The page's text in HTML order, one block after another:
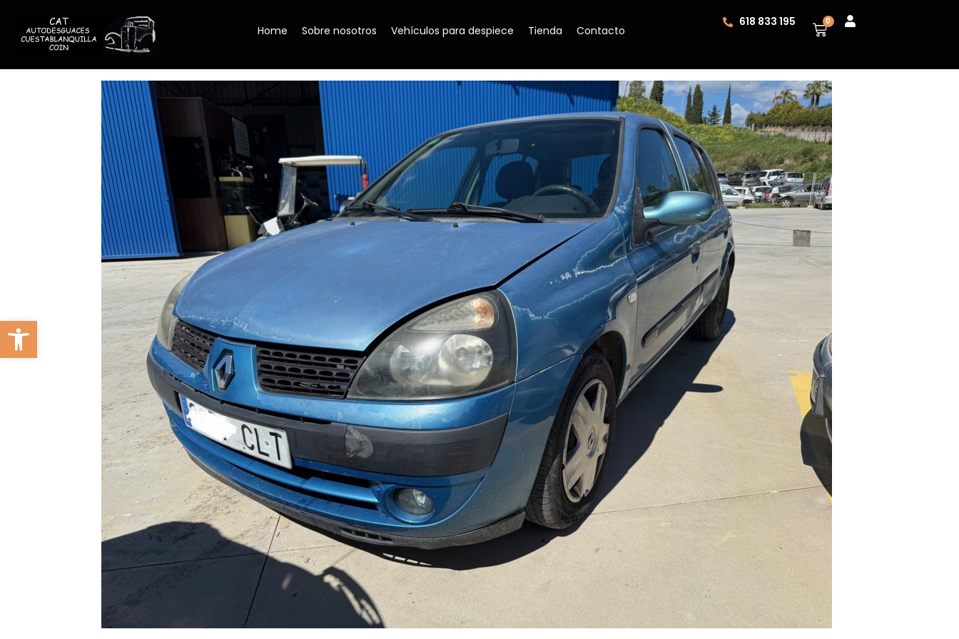
Abrir barra de herramientas
Home Sobre nosotros Vehículos para despiece Tienda Contacto
618 833 195 0